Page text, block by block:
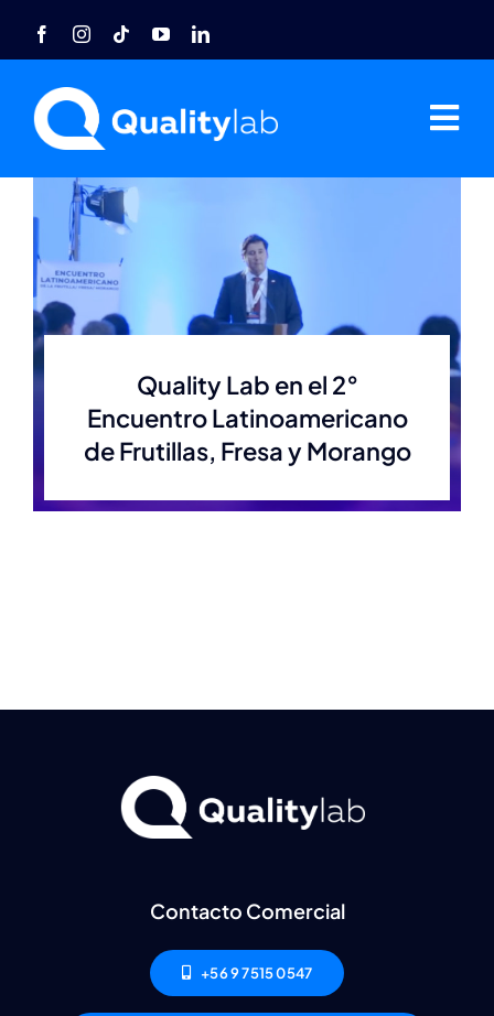
Home
Nosotros
Acreditaciones
Resultados de Laboratorio
Quality Lab en el 2°
Encuentro Latinoamericano
de Frutillas, Fresa y Morango
Contacto Comercial
+56 9 7515 0547